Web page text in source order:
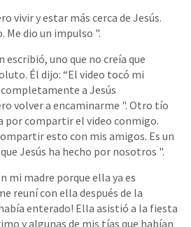
vivir y estar más cerca de Jesús.
dio un impulso ".
uno que no creía que
Él dijo: “El video tocó mi
a Jesús
volver a encaminarme ". Otro tío
por compartir el video conmigo.
esto con mis amigos. Es un
Jesús ha hecho por nosotros ".
mi madre porque ella ya es
reuní con ella después de la
enterado! Ella asistió a la fiesta
y algunas de mis tías que habían